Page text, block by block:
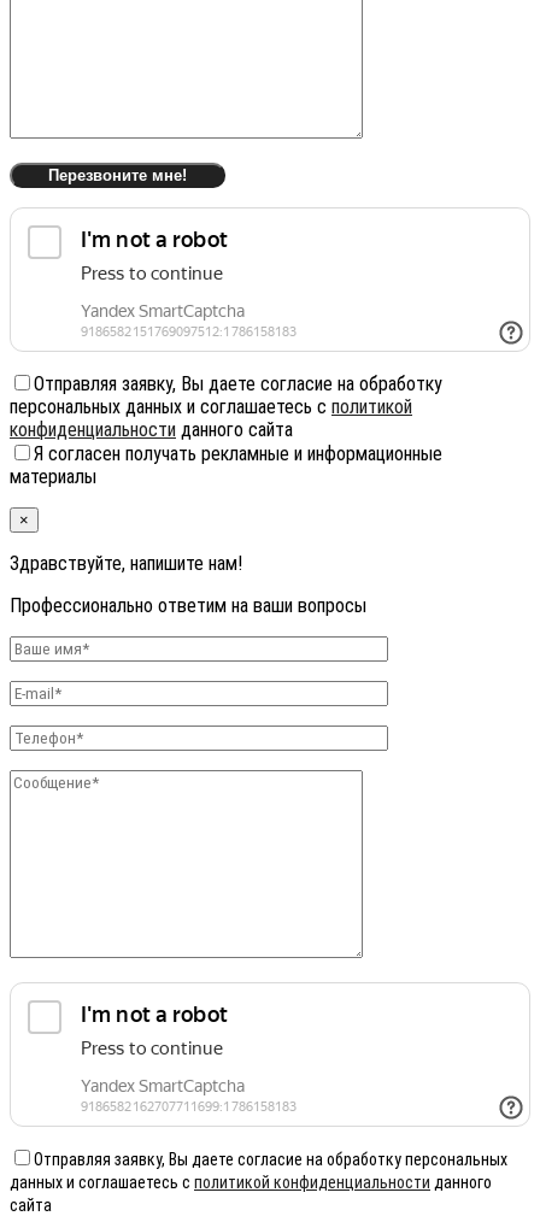
Отправляя заявку, Вы даете согласие на обработку
персональных данных и соглашаетесь с политикой
конфиденциальности данного сайта
Я согласен получать рекламные и информационные
материалы
×
Здравствуйте, напишите нам!
Профессионально ответим на ваши вопросы
Отправляя заявку, Вы даете согласие на обработку персональных
данных и соглашаетесь с политикой конфиденциальности данного
сайта